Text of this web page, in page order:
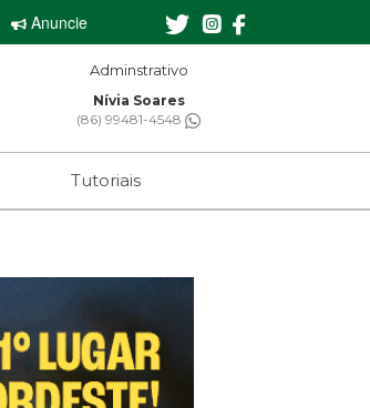
Anuncie
Adminstrativo
Nívia Soares
(86) 99481-4548
Tutoriais